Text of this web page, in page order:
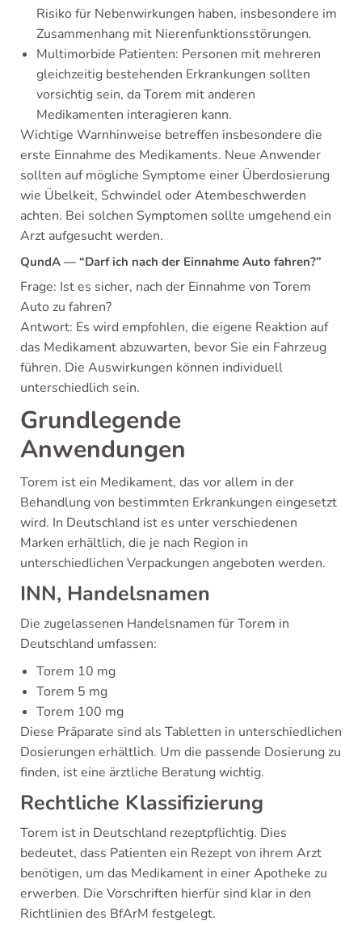
Risiko für Nebenwirkungen haben, insbesondere im
Zusammenhang mit Nierenfunktionsstörungen.
Multimorbide Patienten: Personen mit mehreren
gleichzeitig bestehenden Erkrankungen sollten
vorsichtig sein, da Torem mit anderen
Medikamenten interagieren kann.
Wichtige Warnhinweise betreffen insbesondere die
erste Einnahme des Medikaments. Neue Anwender
sollten auf mögliche Symptome einer Überdosierung
wie Übelkeit, Schwindel oder Atembeschwerden
achten. Bei solchen Symptomen sollte umgehend ein
Arzt aufgesucht werden.
QundA — “Darf ich nach der Einnahme Auto fahren?”
Frage: Ist es sicher, nach der Einnahme von Torem
Auto zu fahren?
Antwort: Es wird empfohlen, die eigene Reaktion auf
das Medikament abzuwarten, bevor Sie ein Fahrzeug
führen. Die Auswirkungen können individuell
unterschiedlich sein.
Grundlegende
Anwendungen
Torem ist ein Medikament, das vor allem in der
Behandlung von bestimmten Erkrankungen eingesetzt
wird. In Deutschland ist es unter verschiedenen
Marken erhältlich, die je nach Region in
unterschiedlichen Verpackungen angeboten werden.
INN, Handelsnamen
Die zugelassenen Handelsnamen für Torem in
Deutschland umfassen:
Torem 10 mg
Torem 5 mg
Torem 100 mg
Diese Präparate sind als Tabletten in unterschiedlichen
Dosierungen erhältlich. Um die passende Dosierung zu
finden, ist eine ärztliche Beratung wichtig.
Rechtliche Klassifizierung
Torem ist in Deutschland rezeptpflichtig. Dies
bedeutet, dass Patienten ein Rezept von ihrem Arzt
benötigen, um das Medikament in einer Apotheke zu
erwerben. Die Vorschriften hierfür sind klar in den
Richtlinien des BfArM festgelegt.